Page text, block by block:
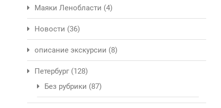
Маяки Ленобласти (4)
Новости (36)
описание экскурсии (8)
Петербург (128)
Без рубрики (87)